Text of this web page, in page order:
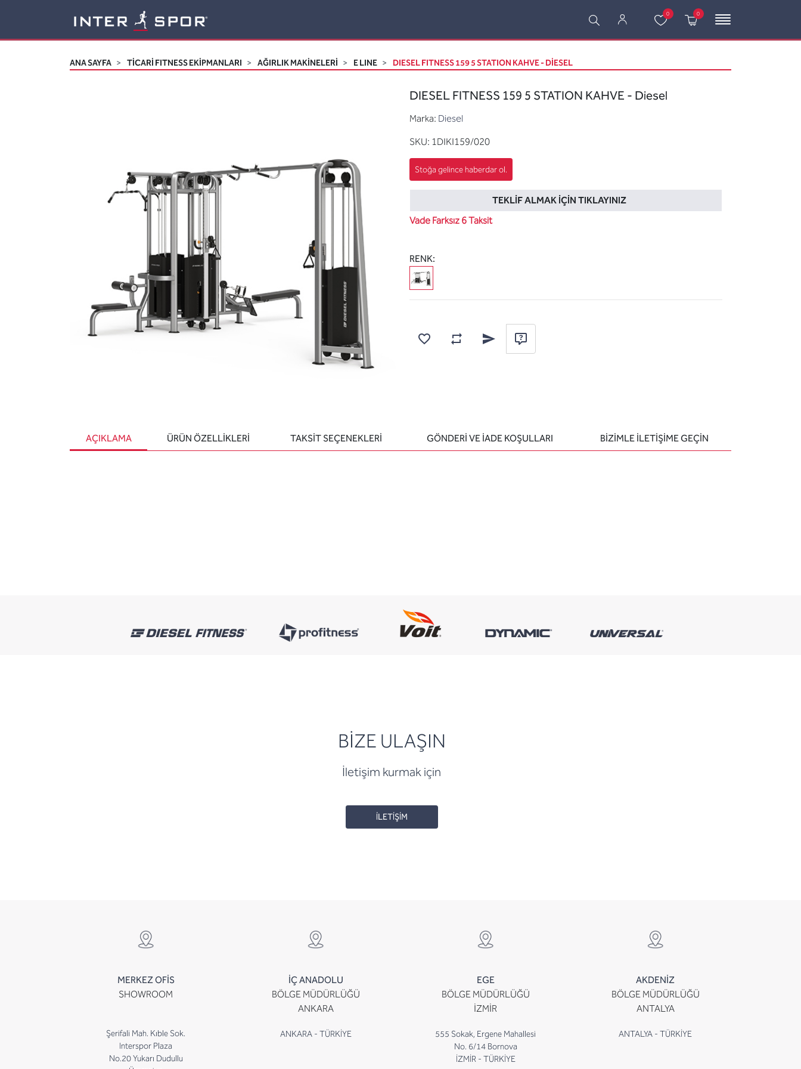
0 0
ANA SAYFA TİCARİ FITNESS EKİPMANLARI AĞIRLIK MAKİNELERİ E LINE DIESEL FITNESS 159 5 STATION KAHVE - DIESEL
DIESEL FITNESS 159 5 STATION KAHVE - Diesel
Marka: Diesel
SKU: 1DIKI159/020
TEKLIF ALMAK İÇIN TIKLAYINIZ
Vade Farksız 6 Taksit
RENK:
Favorilere ekle
Karşılaştırma listesine ekle
Arkadaşına e-posta ile gönder
Soru sor
AÇIKLAMA ÜRÜN ÖZELLIKLERI TAKSİT SEÇENEKLERİ GÖNDERİ VE İADE KOŞULLARI BIZIMLE ILETIŞIME GEÇIN
BİZE ULAŞIN
İletişim kurmak için
İLETİŞİM
MERKEZ OFİS
SHOWROOM
Şerifali Mah. Kıble Sok.
Interspor Plaza
No.20 Yukarı Dudullu
İÇ ANADOLU
BÖLGE MÜDÜRLÜĞÜ
ANKARA
ANKARA - TÜRKİYE
EGE
BÖLGE MÜDÜRLÜĞÜ
İZMİR
555 Sokak, Ergene Mahallesi
No. 6/14 Bornova
İZMİR - TÜRKİYE
AKDENİZ
BÖLGE MÜDÜRLÜĞÜ
ANTALYA
ANTALYA - TÜRKİYE